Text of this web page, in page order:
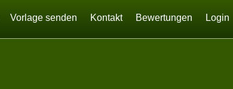
Vorlage senden Kontakt Bewertungen Login